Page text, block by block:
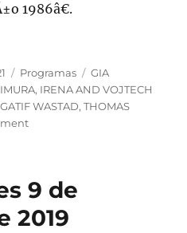
1986â€.
Categories
Programas Tags
GIA
, IRENA AND VOJTECH
WASTAD,THOMAS
on
de
de
9 de
2019